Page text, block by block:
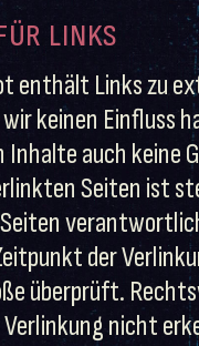
LINKS
enthält Links zu
keinen Einfluss
Inhalte auch keine
Seiten ist
der
überprüft.
nicht